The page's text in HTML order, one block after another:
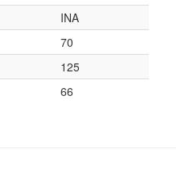
INA
70
125
66